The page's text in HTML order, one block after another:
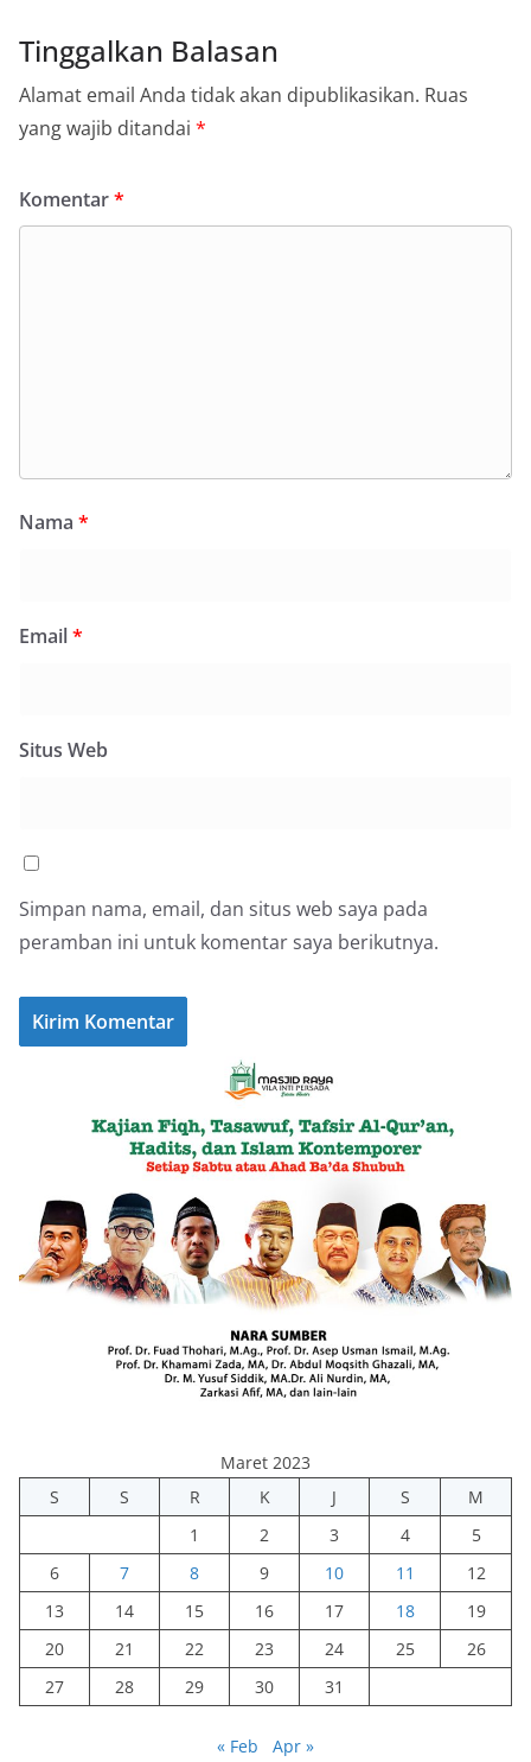
Tinggalkan Balasan
Alamat email Anda tidak akan dipublikasikan. Ruas
yang wajib ditandai *
Komentar*
Nama *
Email*
Situs Web
Simpan nama, email, dan situs web saya pada
peramban ini untuk komentar saya berikutnya.
Maret 2023
S
S R K J S
M
1
2 3 4
5
6
7 8 9 10 11
12
13
14 15 16 17 18
19
20
21 22 23 24 25
26
27
28 29 30 31
« Feb Apr »